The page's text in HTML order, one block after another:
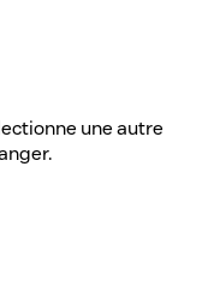
une autre